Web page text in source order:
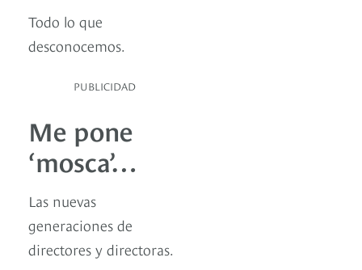
Todo lo que
desconocemos.
PUBLICIDAD
Me pone
‘mosca’…
Las nuevas
generaciones de
directores y directoras.